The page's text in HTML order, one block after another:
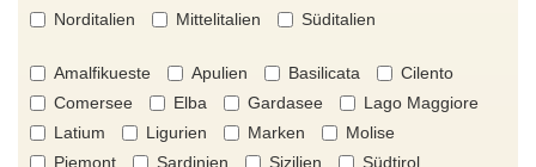
Norditalien Mittelitalien Süditalien
Amalfikueste Apulien Basilicata
Cilento
Comersee
Elba Gardasee
Lago Maggiore
Latium
Ligurien Marken
Molise
Piemont
Sardinien Sizilien
Südtirol